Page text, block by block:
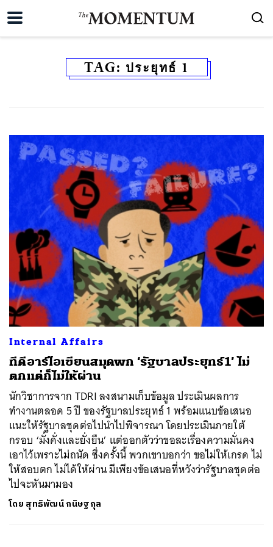
TAG: ประยุทธ์ 1
Internal Affairs
ทีดีอาร์ไอเขียนสมุดพก ‘รัฐบาลประยุทธ์1’ ไม่
ตกแต่ก็ไม่ให้ผ่าน
นักวิชาการจาก TDRI ลงสนามเก็บข้อมูล ประเมินผลการ
ทำงานตลอด 5 ปี ของรัฐบาลประยุทธ์ 1 พร้อมแนบข้อเสนอ
แนะให้รัฐบาลชุดต่อไปนำไปพิจารณา โดยประเมินภายใต้
กรอบ ‘มั่งคั่งและยั่งยืน’ แต่ออกตัวว่าขอละเรื่องความมั่นคง
เอาไว้เพราะไม่ถนัด ซึ่งครั้งนี้ พวกเขาบอกว่า ขอไม่ให้เกรด ไม่
ให้สอบตก ไม่ได้ให้ผ่าน มีเพียงข้อเสนอที่หวังว่ารัฐบาลชุดต่อ
ไปจะหันมามอง
โดย สุทธิพัฒน์ กนิษฐกุล
ค้นหา
SHARE TWEET